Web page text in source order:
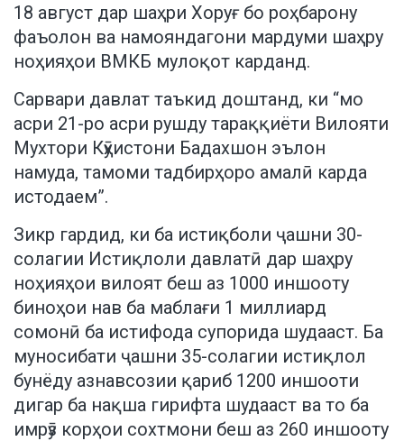
18 август дар шаҳри Хоруғ бо роҳбарону
фаъолон ва намояндагони мардуми шаҳру
ноҳияҳои ВМКБ мулоқот карданд.
Сарвари давлат таъкид доштанд, ки “мо
асри 21-ро асри рушду тараққиёти Вилояти
Мухтори Кӯҳистони Бадахшон эълон
намуда, тамоми тадбирҳоро амалӣ карда
истодаем”.
Зикр гардид, ки ба истиқболи ҷашни 30-
солагии Истиқлоли давлатӣ дар шаҳру
ноҳияҳои вилоят беш аз 1000 иншооту
биноҳои нав ба маблағи 1 миллиард
сомонӣ ба истифода супорида шудааст. Ба
муносибати ҷашни 35-солагии истиқлол
бунёду азнавсозии қариб 1200 иншооти
дигар ба нақша гирифта шудааст ва то ба
имрӯз корҳои сохтмони беш аз 260 иншооту